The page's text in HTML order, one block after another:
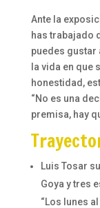
Ante la
has trabajado
puedes gustar
la vida en que
honestidad,
“No es una
premisa, hay
Luis Tosar
Goya y tres
“Los lunes